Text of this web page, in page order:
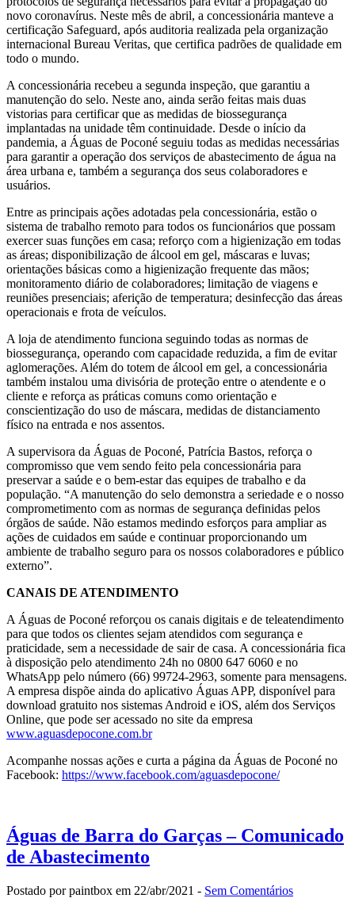
novo coronavírus. Neste mês de abril, a concessionária manteve a
certificação Safeguard, após auditoria realizada pela organização
internacional Bureau Veritas, que certifica padrões de qualidade em
todo o mundo.
A concessionária recebeu a segunda inspeção, que garantiu a
manutenção do selo. Neste ano, ainda serão feitas mais duas
vistorias para certificar que as medidas de biossegurança
implantadas na unidade têm continuidade. Desde o início da
pandemia, a Águas de Poconé seguiu todas as medidas necessárias
para garantir a operação dos serviços de abastecimento de água na
área urbana e, também a segurança dos seus colaboradores e
usuários.
Entre as principais ações adotadas pela concessionária, estão o
sistema de trabalho remoto para todos os funcionários que possam
exercer suas funções em casa; reforço com a higienização em todas
as áreas; disponibilização de álcool em gel, máscaras e luvas;
orientações básicas como a higienização frequente das mãos;
monitoramento diário de colaboradores; limitação de viagens e
reuniões presenciais; aferição de temperatura; desinfecção das áreas
operacionais e frota de veículos.
A loja de atendimento funciona seguindo todas as normas de
biossegurança, operando com capacidade reduzida, a fim de evitar
aglomerações. Além do totem de álcool em gel, a concessionária
também instalou uma divisória de proteção entre o atendente e o
cliente e reforça as práticas comuns como orientação e
conscientização do uso de máscara, medidas de distanciamento
físico na entrada e nos assentos.
A supervisora da Águas de Poconé, Patrícia Bastos, reforça o
compromisso que vem sendo feito pela concessionária para
preservar a saúde e o bem-estar das equipes de trabalho e da
população. “A manutenção do selo demonstra a seriedade e o nosso
comprometimento com as normas de segurança definidas pelos
órgãos de saúde. Não estamos medindo esforços para ampliar as
ações de cuidados em saúde e continuar proporcionando um
ambiente de trabalho seguro para os nossos colaboradores e público
externo”.
CANAIS DE ATENDIMENTO
A Águas de Poconé reforçou os canais digitais e de teleatendimento
para que todos os clientes sejam atendidos com segurança e
praticidade, sem a necessidade de sair de casa. A concessionária fica
à disposição pelo atendimento 24h no 0800 647 6060 e no
WhatsApp pelo número (66) 99724-2963, somente para mensagens.
A empresa dispõe ainda do aplicativo Águas APP, disponível para
download gratuito nos sistemas Android e iOS, além dos Serviços
Online, que pode ser acessado no site da empresa
www.aguasdepocone.com.br
Acompanhe nossas ações e curta a página da Águas de Poconé no
Facebook: https://www.facebook.com/aguasdepocone/
Águas de Barra do Garças – Comunicado
de Abastecimento
Postado por paintbox em 22/abr/2021 - Sem Comentários